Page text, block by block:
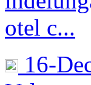
otel c...
16-